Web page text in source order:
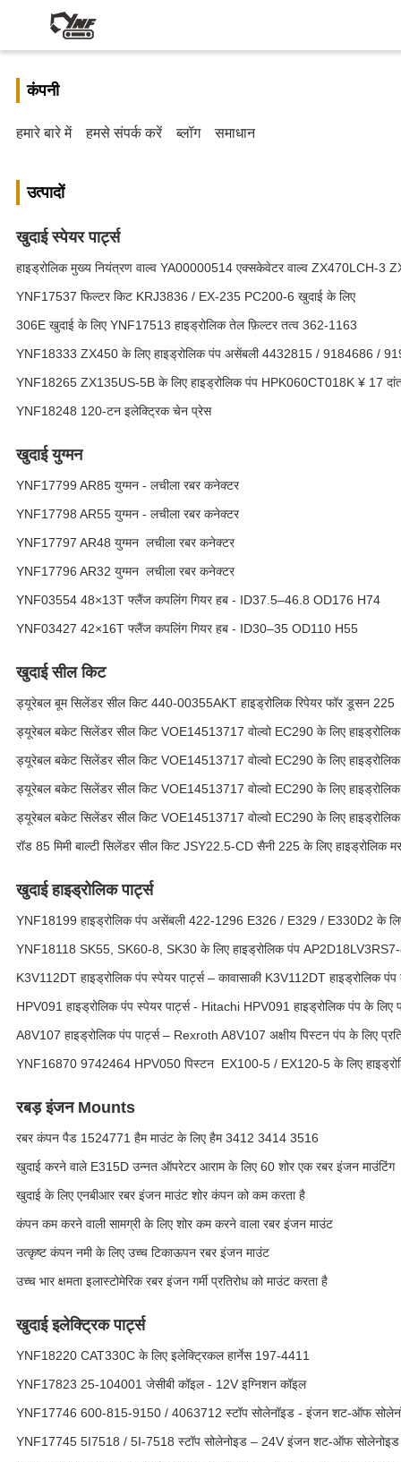
कंपनी
हमारे बारे में हमसे संपर्क करें ब्लॉग समाधान
उत्पादों
खुदाई स्पेयर पार्ट्स
हाइड्रोलिक मुख्य नियंत्रण वाल्व YA00000514 एक्सकेवेटर वाल्व ZX470LCH-3
YNF17537 फिल्टर किट KRJ3836 / EX-235 PC200-6 खुदाई के लिए
306E खुदाई के लिए YNF17513 हाइड्रोलिक तेल फ़िल्टर तत्व 362-1163
YNF18333 ZX450 के लिए हाइड्रोलिक पंप असेंबली 4432815 / 9184686 /
YNF18265 ZX135US-5B के लिए हाइड्रोलिक पंप HPK060CT018K ¥ 17
YNF18248 120-टन इलेक्ट्रिक चेन प्रेस
खुदाई युग्मन
YNF17799 AR85 युग्मन - लचीला रबर कनेक्टर
YNF17798 AR55 युग्मन - लचीला रबर कनेक्टर
YNF17797 AR48 युग्मन ️ लचीला रबर कनेक्टर
YNF17796 AR32 युग्मन ️ लचीला रबर कनेक्टर
YNF03554 48×13T फ्लैंज कपलिंग गियर हब - ID37.5–46.8 OD176 H74
YNF03427 42×16T फ्लैंज कपलिंग गियर हब - ID30–35 OD110 H55
खुदाई सील किट
ड्यूरेबल बूम सिलेंडर सील किट 440-00355AKT हाइड्रोलिक रिपेयर फॉर डूसन 225
ड्यूरेबल बकेट सिलेंडर सील किट VOE14513717 वोल्वो EC290 के लिए हाइड्रोलिक
ड्यूरेबल बकेट सिलेंडर सील किट VOE14513717 वोल्वो EC290 के लिए हाइड्रोलिक
ड्यूरेबल बकेट सिलेंडर सील किट VOE14513717 वोल्वो EC290 के लिए हाइड्रोलिक
ड्यूरेबल बकेट सिलेंडर सील किट VOE14513717 वोल्वो EC290 के लिए हाइड्रोलिक
रॉड 85 मिमी बाल्टी सिलेंडर सील किट JSY22.5-CD सैनी 225 के लिए हाइड्रोलिक
खुदाई हाइड्रोलिक पार्ट्स
YNF18199 हाइड्रोलिक पंप असेंबली 422-1296 E326 / E329 / E330D2 के
YNF18118 SK55, SK60-8, SK30 के लिए हाइड्रोलिक पंप
K3V112DT हाइड्रोलिक पंप स्पेयर पार्ट्स – कावासाकी K3V112DT हाइड्रोलिक
HPV091 हाइड्रोलिक पंप स्पेयर पार्ट्स - Hitachi HPV091 हाइड्रोलिक पंप के लिए
A8V107 हाइड्रोलिक पंप पार्ट्स – Rexroth A8V107 अक्षीय पिस्टन पंप के लिए
YNF16870 9742464 HPV050 पिस्टन ️ EX100-5 / EX120-5 के लिए
रबड़ इंजन Mounts
रबर कंपन पैड 1524771 हैम माउंट के लिए हैम 3412 3414 3516
खुदाई करने वाले E315D उन्नत ऑपरेटर आराम के लिए 60 शोर एक रबर इंजन माउंटिंग
खुदाई के लिए एनबीआर रबर इंजन माउंट शोर कंपन को कम करता है
कंपन कम करने वाली सामग्री के लिए शोर कम करने वाला रबर इंजन माउंट
उत्कृष्ट कंपन नमी के लिए उच्च टिकाऊपन रबर इंजन माउंट
उच्च भार क्षमता इलास्टोमेरिक रबर इंजन गर्मी प्रतिरोध को माउंट करता है
खुदाई इलेक्ट्रिक पार्ट्स
YNF18220 CAT330C के लिए इलेक्ट्रिकल हार्नेस 197-4411
YNF17823 25-104001 जेसीबी कॉइल - 12V इग्निशन कॉइल
YNF17746 600-815-9150 / 4063712 स्टॉप सोलेनॉइड - इंजन शट-ऑफ
YNF17745 5I7518 / 5I-7518 स्टॉप सोलेनोइड – 24V इंजन शट-ऑफ सोलेनोइड